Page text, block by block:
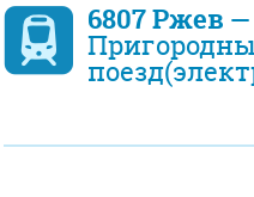
6807 Ржев